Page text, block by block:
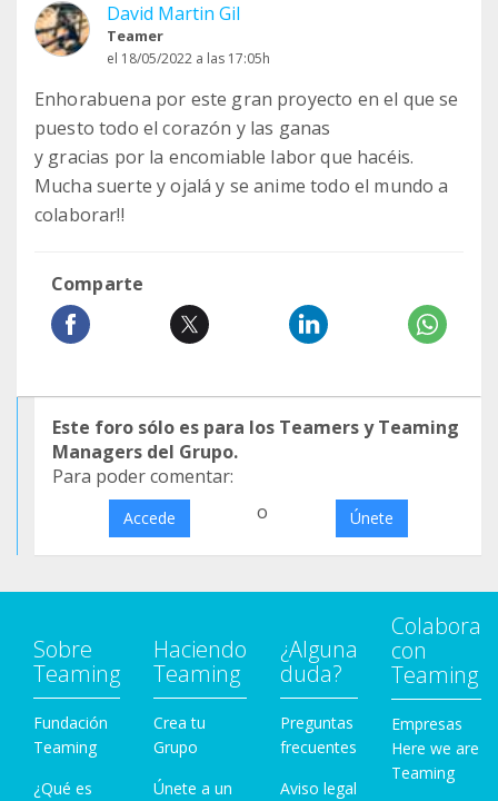
David Martin Gil
Teamer
el 18/05/2022 a las 17:05h
Enhorabuena por este gran proyecto en el que se
puesto todo el corazón y las ganas
y gracias por la encomiable labor que hacéis.
Mucha suerte y ojalá y se anime todo el mundo a
colaborar!!
Comparte
Este foro sólo es para los Teamers y Teaming
Managers del Grupo.
Para poder comentar:
Accede o Únete
Sobre
Teaming
Fundación
Teaming
¿Qué es
Haciendo
Teaming
Crea tu
Grupo
Únete a un
¿Alguna
duda?
Preguntas
frecuentes
Aviso legal
Colabora
con
Teaming
Empresas
Here we are
Teaming